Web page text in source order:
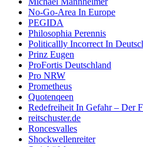
No-Go-Area In Europe
PEGIDA
Philosophia Perennis
Politicallly Incorrect In
Prinz Eugen
ProFortis Deutschland
Pro NRW
Prometheus
Quotenqeen
Redefreiheit In Gefahr – Der
reitschuster.de
Roncesvalles
Shockwellenreiter